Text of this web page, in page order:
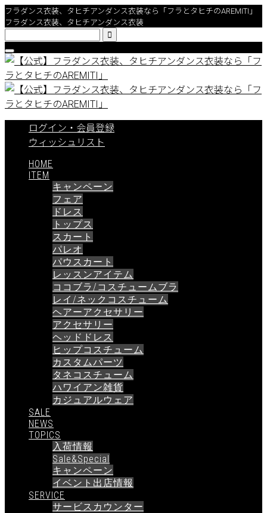
フラダンス衣装、タヒチアンダンス衣装なら「フラとタヒチのAREMITI」
フラダンス衣装、タヒチアンダンス衣装

ログイン・会員登録
ウィッシュリスト
HOME
ITEM
キャンペーン
フェア
ドレス
トップス
スカート
パレオ
パウスカート
レッスンアイテム
ココブラ/コスチュームブラ
レイ/ネックコスチューム
ヘアーアクセサリー
アクセサリー
ヘッドドレス
ヒップコスチューム
カスタムパーツ
タネコスチューム
ハワイアン雑貨
カジュアルウェア
SALE
NEWS
TOPICS
入荷情報
Sale&Special
キャンペーン
イベント出店情報
SERVICE
サービスカウンター